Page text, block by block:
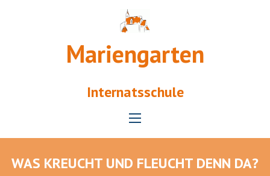
Mariengarten
Internatsschule
WAS KREUCHT UND FLEUCHT DENN DA?